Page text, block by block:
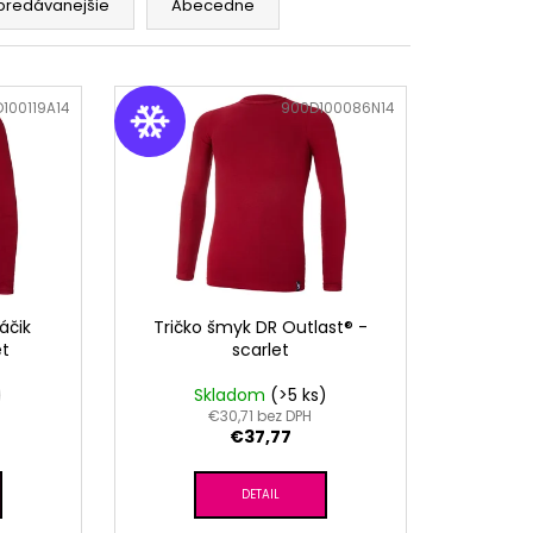
Abecedne
Tričko šmyk DR Outlast® -
scarlet
Skladom (>5 ks)
€30,71 bez DPH
€37,77
DETAIL
Kód: 900D100086N14